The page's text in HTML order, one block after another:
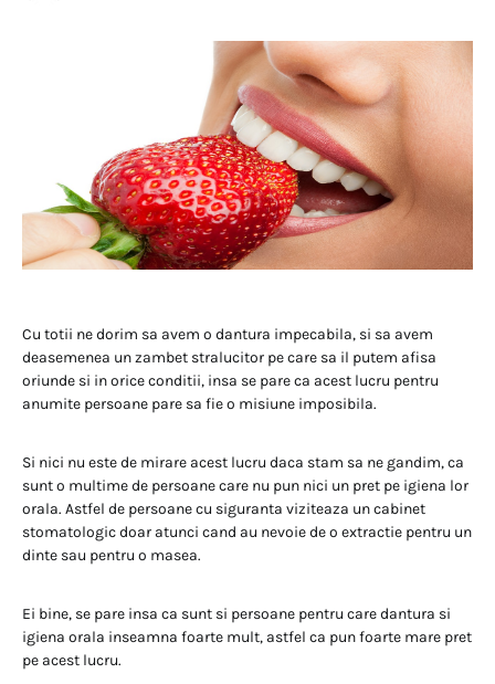
Cu totii ne dorim sa avem o dantura impecabila, si sa avem
deasemenea un zambet stralucitor pe care sa il putem afisa
oriunde si in orice conditii, insa se pare ca acest lucru pentru
anumite persoane pare sa fie o misiune imposibila.
Si nici nu este de mirare acest lucru daca stam sa ne gandim, ca
sunt o multime de persoane care nu pun nici un pret pe igiena lor
orala. Astfel de persoane cu siguranta viziteaza un cabinet
stomatologic doar atunci cand au nevoie de o extractie pentru un
dinte sau pentru o masea.
Ei bine, se pare insa ca sunt si persoane pentru care dantura si
igiena orala inseamna foarte mult, astfel ca pun foarte mare pret
pe acest lucru.